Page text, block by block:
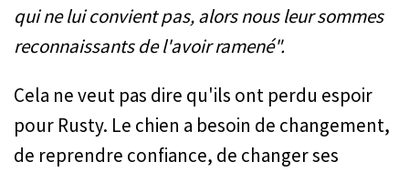
qui ne lui convient pas, alors nous leur sommes
reconnaissants de l'avoir ramené".
Cela ne veut pas dire qu'ils ont perdu espoir
pour Rusty. Le chien a besoin de changement,
de reprendre confiance, de changer ses